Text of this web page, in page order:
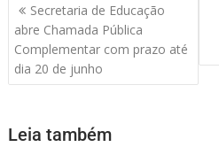
Secretaria de Educação
abre Chamada Pública
Complementar com prazo até
dia 20 de junho
Leia também